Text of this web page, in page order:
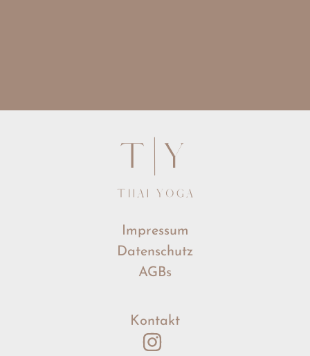
Impressum
Datenschutz
AGBs
Kontakt